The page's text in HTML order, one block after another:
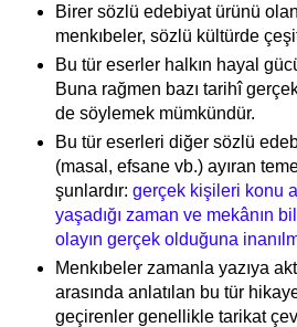
Birer sözlü edebiyat ürünü olan
menkıbeler, sözlü kültürde
Bu tür eserler halkın hayal
Buna rağmen bazı tarihî
de söylemek mümkündür.
Bu tür eserleri diğer sözlü
(masal, efsane vb.) ayıran
şunlardır: gerçek kişileri konu
yaşadığı zaman ve mekânın
olayın gerçek olduğuna
Menkıbeler zamanla yazıya
arasında anlatılan bu tür
geçirenler genellikle tarikat